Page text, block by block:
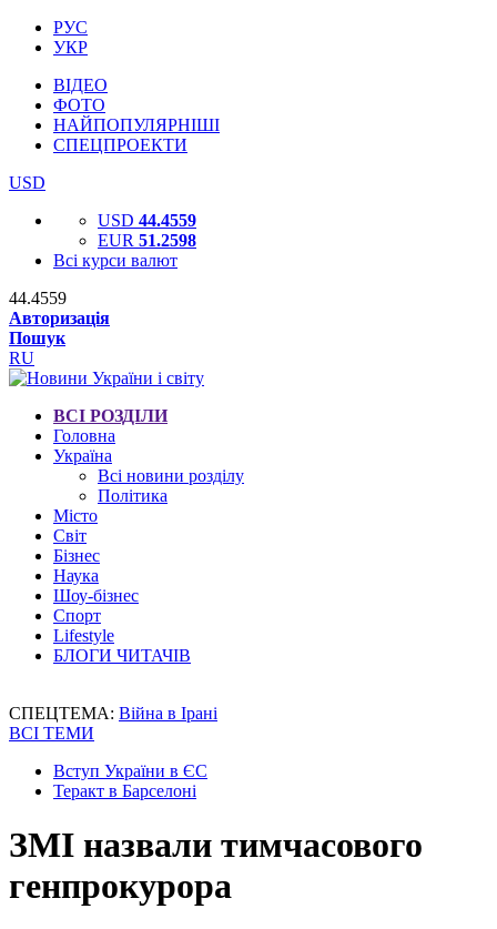
РУС
УКР
ВІДЕО
ФОТО
НАЙПОПУЛЯРНІШІ
СПЕЦПРОЕКТИ
USD
USD 44.4559
EUR 51.2598
Всі курси валют
44.4559
Авторизація
Пошук
RU
ВСІ РОЗДІЛИ
Головна
Україна
Всі новини розділу
Політика
Місто
Світ
Бізнес
Наука
Шоу-бізнес
Спорт
Lifestyle
БЛОГИ ЧИТАЧІВ
СПЕЦТЕМА: Війна в Ірані
ВСІ ТЕМИ
Вступ України в ЄС
Теракт в Барселоні
ЗМІ назвали тимчасового
генпрокурора